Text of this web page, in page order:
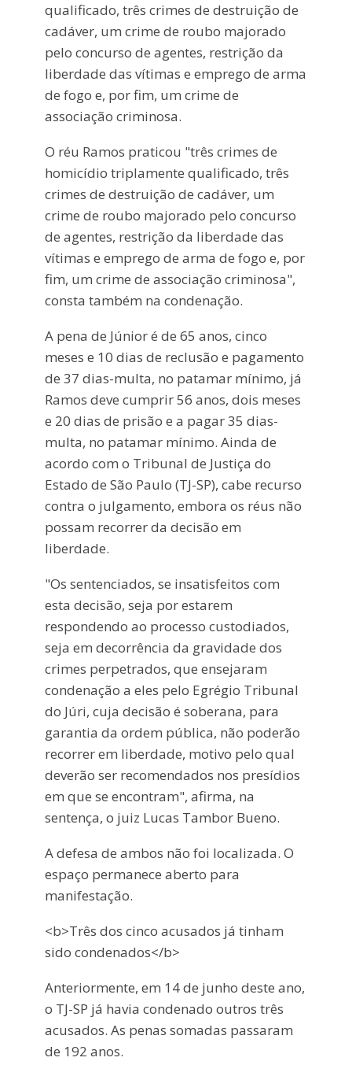
qualificado, três crimes de destruição de
cadáver, um crime de roubo majorado
pelo concurso de agentes, restrição da
liberdade das vítimas e emprego de arma
de fogo e, por fim, um crime de
associação criminosa.
O réu Ramos praticou "três crimes de
homicídio triplamente qualificado, três
crimes de destruição de cadáver, um
crime de roubo majorado pelo concurso
de agentes, restrição da liberdade das
vítimas e emprego de arma de fogo e, por
fim, um crime de associação criminosa",
consta também na condenação.
A pena de Júnior é de 65 anos, cinco
meses e 10 dias de reclusão e pagamento
de 37 dias-multa, no patamar mínimo, já
Ramos deve cumprir 56 anos, dois meses
e 20 dias de prisão e a pagar 35 dias-
multa, no patamar mínimo. Ainda de
acordo com o Tribunal de Justiça do
Estado de São Paulo (TJ-SP), cabe recurso
contra o julgamento, embora os réus não
possam recorrer da decisão em
liberdade.
"Os sentenciados, se insatisfeitos com
esta decisão, seja por estarem
respondendo ao processo custodiados,
seja em decorrência da gravidade dos
crimes perpetrados, que ensejaram
condenação a eles pelo Egrégio Tribunal
do Júri, cuja decisão é soberana, para
garantia da ordem pública, não poderão
recorrer em liberdade, motivo pelo qual
deverão ser recomendados nos presídios
em que se encontram", afirma, na
sentença, o juiz Lucas Tambor Bueno.
A defesa de ambos não foi localizada. O
espaço permanece aberto para
manifestação.
<b>Três dos cinco acusados já tinham
sido condenados</b>
Anteriormente, em 14 de junho deste ano,
o TJ-SP já havia condenado outros três
acusados. As penas somadas passaram
de 192 anos.